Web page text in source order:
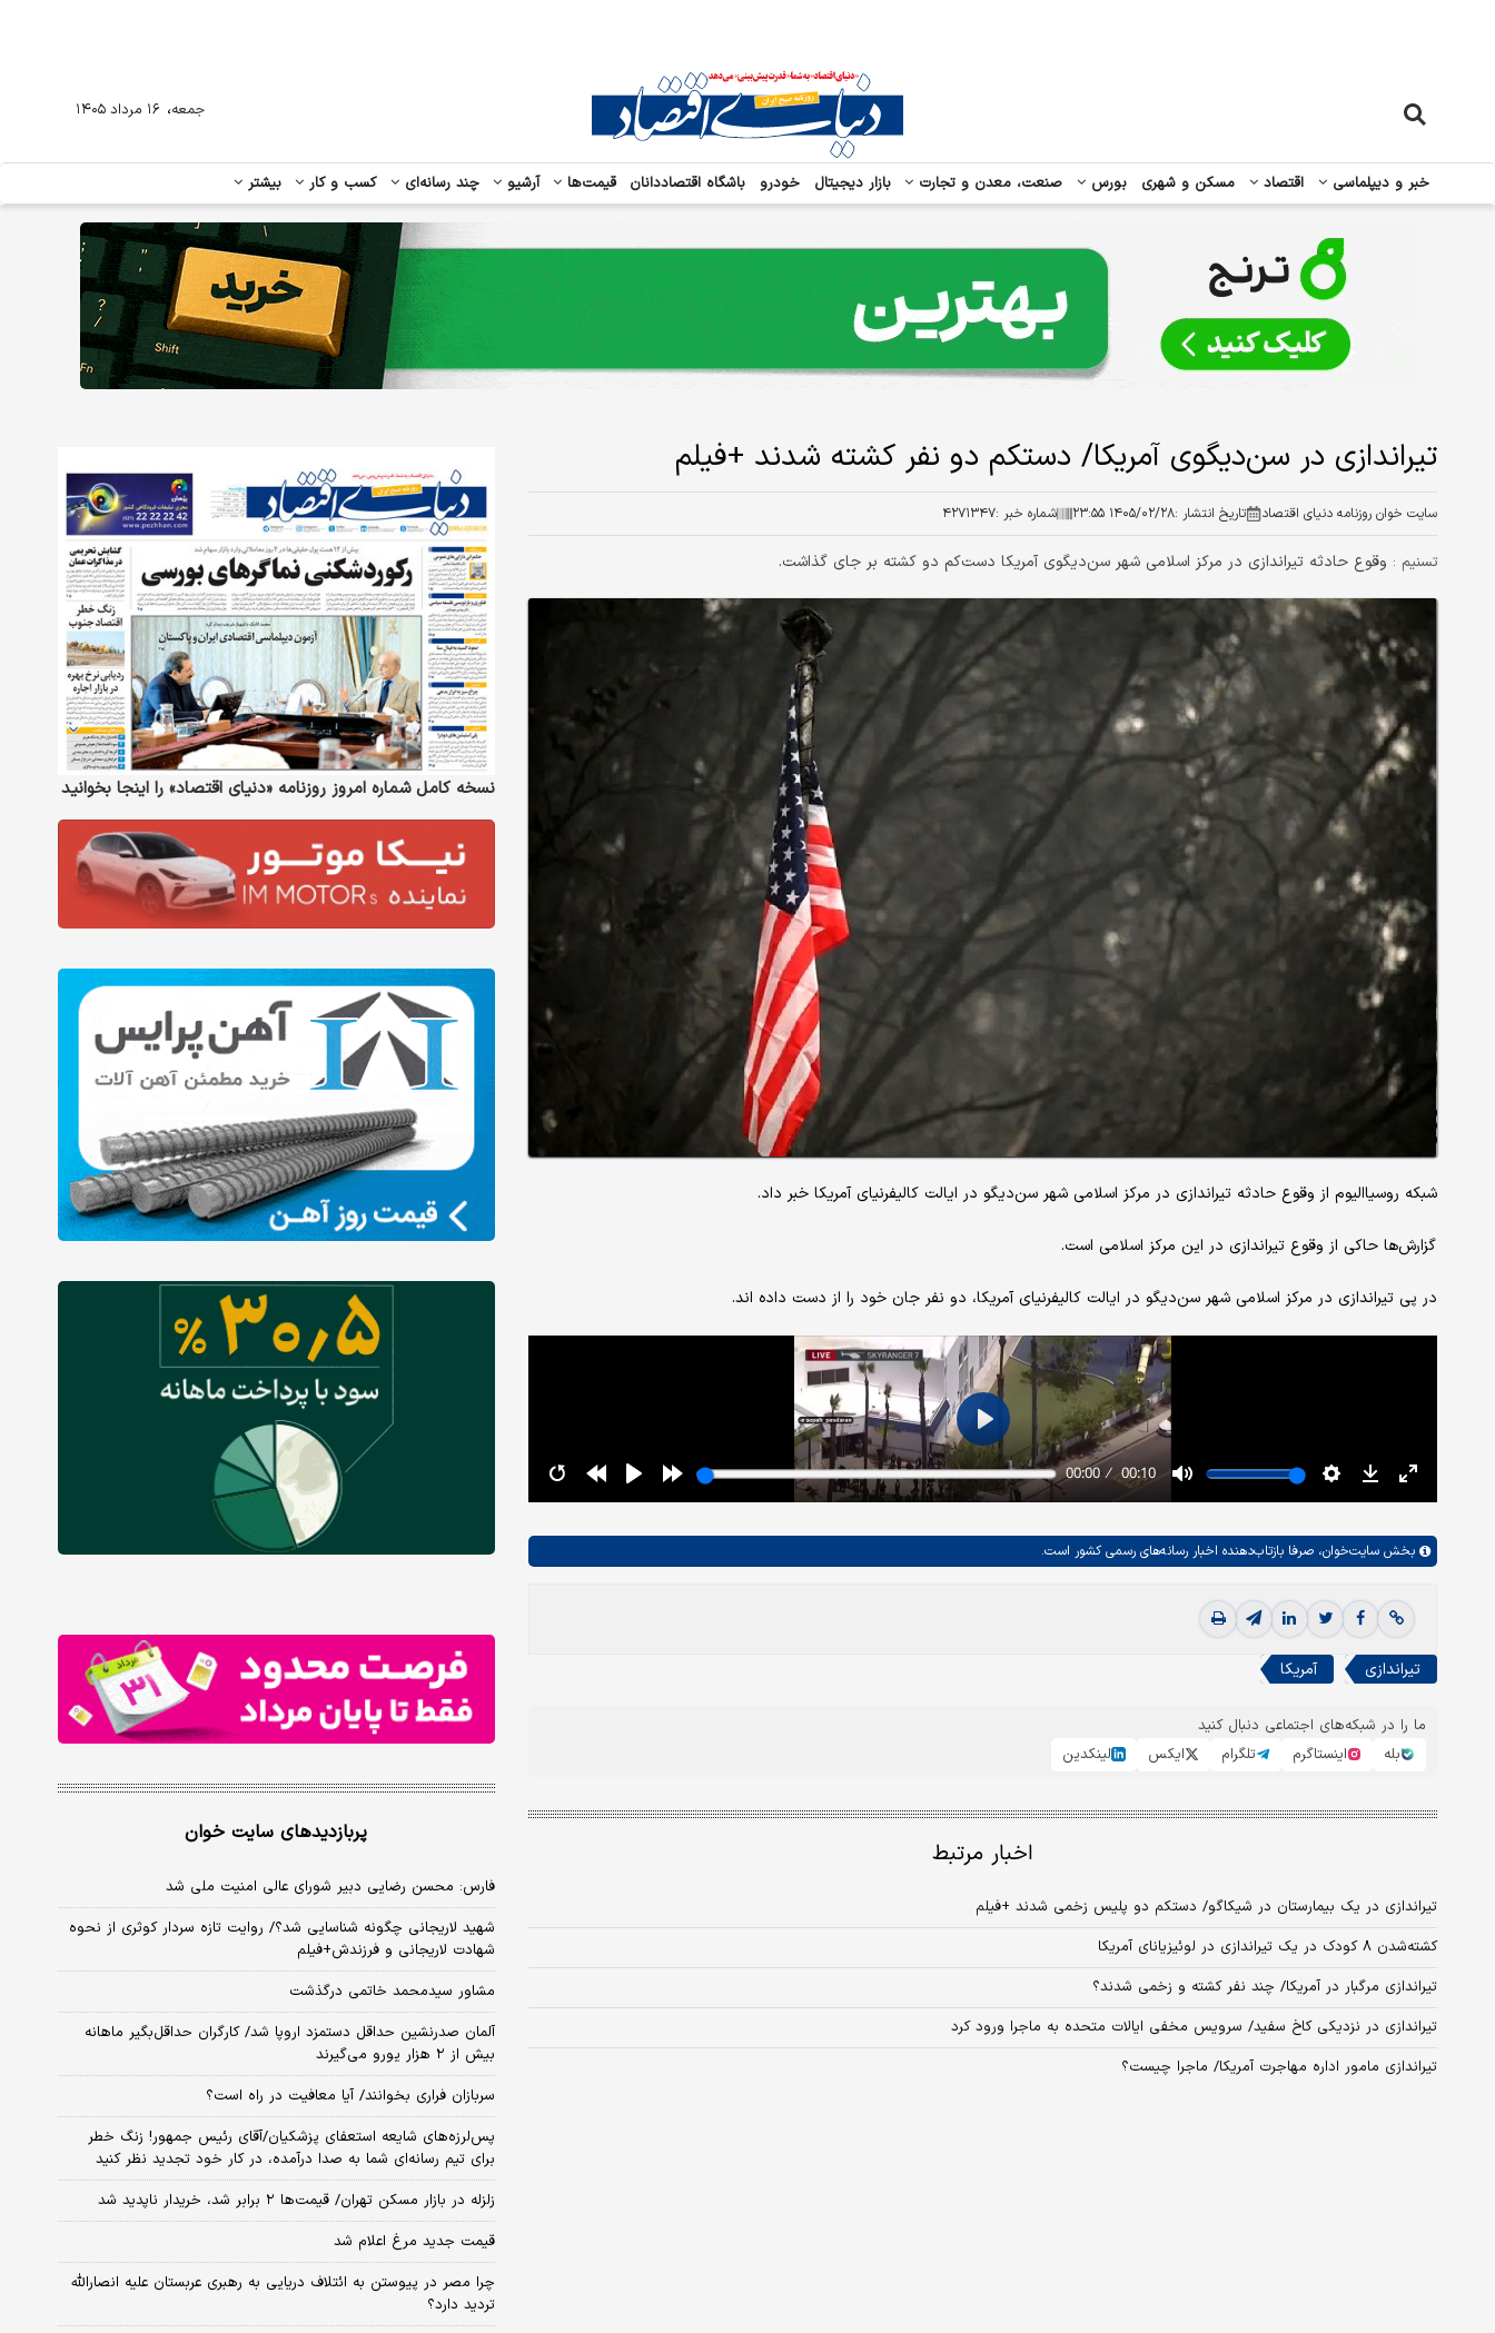
خبر و دیپلماسی اقتصاد مسکن و شهری بورس صنعت، معدن و تجارت بازار دیجیتال خودرو باشگاه اقتصاددانان قیمت‌ها آرشیو چند رسانه‌ای کسب و کار بیشتر
جمعه، ۱۶ مرداد ۱۴۰۵
تیراندازی در سن‌دیگوی آمریکا/ دستکم دو نفر کشته شدند +فیلم
سایت خوان روزنامه دنیای اقتصاد تاریخ انتشار :۱۴۰۵/۰۲/۲۸ ۲۳:۵۵ شماره خبر :۴۲۷۱۳۴۷
تسنیم : وقوع حادثه تیراندازی در مرکز اسلامی شهر سن‌دیگوی آمریکا دست‌کم دو کشته بر جای گذاشت.
شبکه روسیاالیوم از وقوع حادثه تیراندازی در مرکز اسلامی شهر سن‌دیگو در ایالت کالیفرنیای آمریکا خبر داد.
گزارش‌ها حاکی از وقوع تیراندازی در این مرکز اسلامی است.
در پی تیراندازی در مرکز اسلامی شهر سن‌دیگو در ایالت کالیفرنیای آمریکا، دو نفر جان خود را از دست داده اند.
بخش سایت‌خوان، صرفا بازتاب‌دهنده اخبار رسانه‌های رسمی کشور است.
تیراندازی آمریکا
ما را در شبکه‌های اجتماعی دنبال کنید
بله
اینستاگرم تلگرام ایکس لینکدین
اخبار مرتبط
تیراندازی در یک بیمارستان در شیکاگو/ دستکم دو پلیس زخمی شدند +فیلم
کشته‌شدن ۸ کودک در یک تیراندازی در لوئیزیانای آمریکا
تیراندازی مرگبار در آمریکا/ چند نفر کشته و زخمی شدند؟
تیراندازی در نزدیکی کاخ سفید/ سرویس مخفی ایالات متحده به ماجرا ورود کرد
تیراندازی مامور اداره مهاجرت آمریکا/ ماجرا چیست؟
نسخه کامل شماره امروز روزنامه «دنیای‌ اقتصاد» را اینجا بخوانید
پربازدیدهای سایت خوان
فارس: محسن رضایی دبیر شورای عالی امنیت ملی شد
شهید لاریجانی چگونه شناسایی شد؟/ روایت تازه سردار کوثری از نحوه
شهادت لاریجانی و فرزندش+فیلم
مشاور سیدمحمد خاتمی درگذشت
آلمان صدرنشین حداقل دستمزد اروپا شد/ کارگران حداقل‌بگیر ماهانه
بیش از ۲ هزار یورو می‌گیرند
سربازان فراری بخوانند/ آیا معافیت در راه است؟
پس‌لرزه‌های شایعه استعفای پزشکیان/آقای رئیس جمهور! زنگ خطر
برای تیم رسانه‌ای شما به صدا درآمده، در کار خود تجدید نظر کنید
زلزله در بازار مسکن تهران/ قیمت‌ها ۲ برابر شد، خریدار ناپدید شد
قیمت جدید مرغ اعلام شد
چرا مصر در پیوستن به ائتلاف دریایی به رهبری عربستان علیه انصارالله
تردید دارد؟